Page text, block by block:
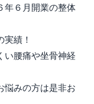
年６月開業の整体
績！
い腰痛や坐骨神経
悩みの方は是非お